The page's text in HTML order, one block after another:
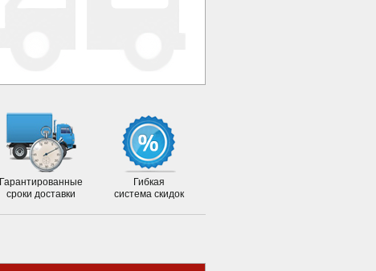
Гарантированные
сроки доставки
Гибкая
система скидок